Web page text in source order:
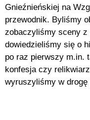
Gnieźnieńskiej na
przewodnik. Byliśmy
zobaczyliśmy sceny
dowiedzieliśmy się o
po raz pierwszy m.in.
konfesja czy
wyruszyliśmy w drogę